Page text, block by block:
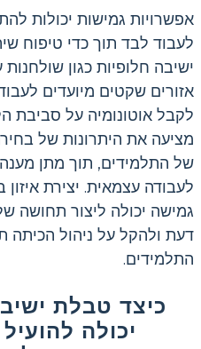
אפשרויות גמישות יכולות
לעבוד לבד תוך כדי טיפוח
ישיבה חלופיות כגון
אזורים שקטים מיועדים
לקבל אוטונומיה על סביבת
מציעה את היתרונות של
של התלמידים, תוך מתן
לעבודה עצמאית. יצירת
גמישה יכולה ליצור תחושה
דעת ולהקל על ניהול הכיתה
התלמידים.
כיצד טבלת
יכולה